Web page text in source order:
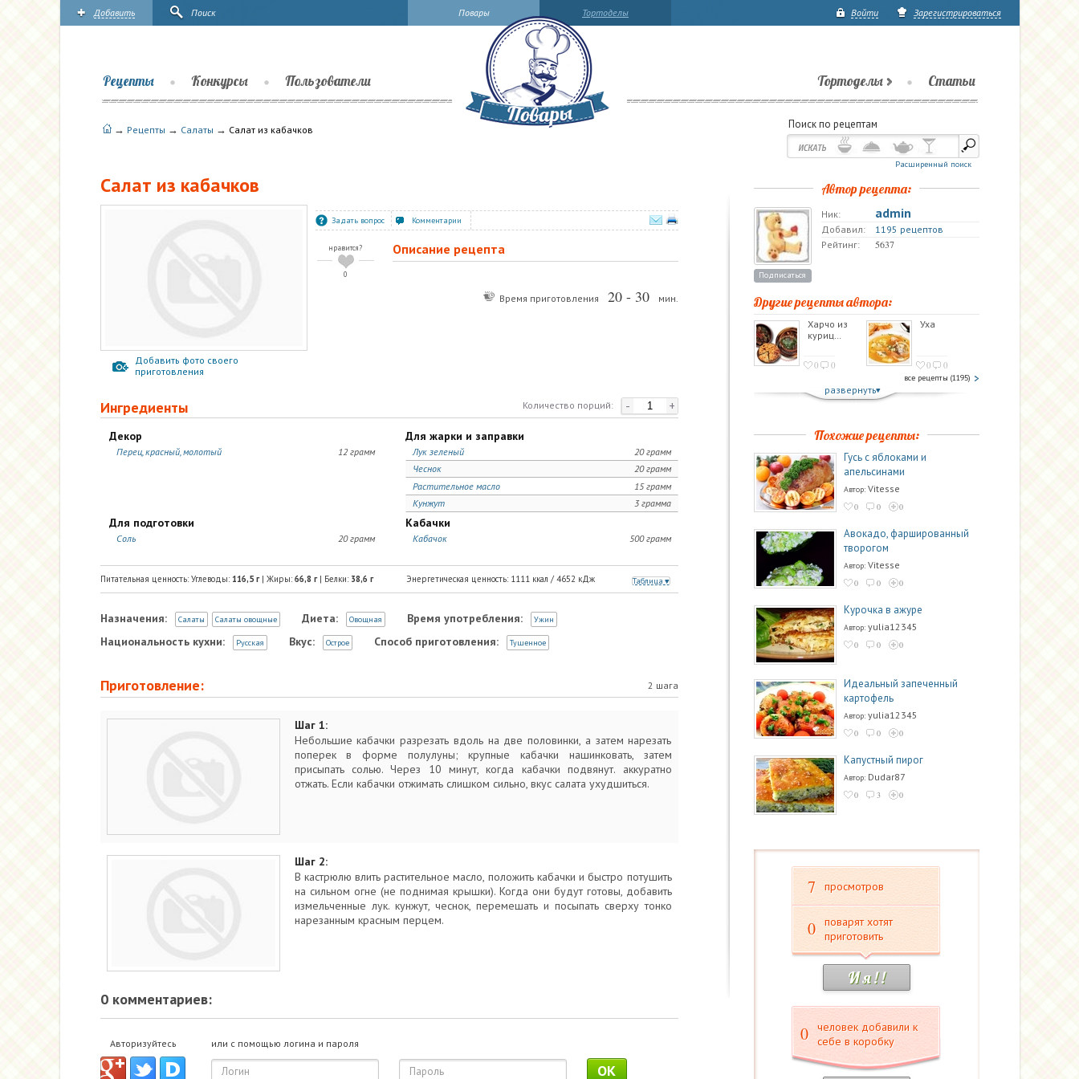
Тортоделы
Повары Войти Зарегистрироваться
Добавить Поиск
Тортоделы Статьи
Рецепты Конкурсы Пользователи
→ Рецепты → Салаты → Салат из кабачков Поиск по рецептам
Расширенный поиск
Салат из кабачков
Добавить фото своего
приготовления
Задать вопрос Комментарии
нравится?
0
Описание рецепта
Время приготовления 20 - 30 мин.
- +
Количество порций:
Ингредиенты
Декор
12 грамм
Перец, красный, молотый
Для жарки и заправки
20 грамм
Лук зеленый
20 грамм
Чеснок
15 грамм
Растительное масло
3 грамма
Кунжут
Для подготовки
20 грамм
Соль
Кабачки
500 грамм
Кабачок
Таблица
Энергетическая ценность: 1111ккал / 4652 кДж
Питательная ценность: Углеводы: 116,5г| Жиры: 66,8 г| Белки: 38,6 г
Назначения: Салаты Салаты овощные Диета: Овощная Время употребления: Ужин
Национальность кухни: Русская Вкус: Острое Способ приготовления: Тушенное
Приготовление: 2 шага
Шаг 1:
Небольшие кабачки разрезать вдоль на две половинки, а затем нарезать
поперек в форме полулуны; крупные кабачки нашинковать, затем
присыпать солью. Через 10 минут, когда кабачки подвянут. аккуратно
отжать. Если кабачки отжимать слишком сильно, вкус салата ухудшиться.
Шаг 2:
В кастрюлю влить растительное масло, положить кабачки и быстро потушить
на сильном огне (не поднимая крышки). Когда они будут готовы, добавить
измельченные лук. кунжут, чеснок, перемешать и посыпать сверху тонко
нарезанным красным перцем.
0 комментариев:
Авторизуйтесь или с помощью логина и пароля
OK
Автор рецепта:
Подписаться
Ник: admin
Добавил:
1195 рецептов
Рейтинг:
5637
Другие рецепты автора:
Харчо из
куриц…
0 0
Уха
0 0
все рецепты (1195)
развернуть
Похожие рецепты:
Гусь с яблоками и
апельсинами
Автор: Vitesse
0 0 0
Авокадо, фаршированный
творогом
Автор: Vitesse
0 0 0
Курочка в ажуре
Автор: yulia12345
0 0 0
Идеальный запеченный
картофель
Автор: yulia12345
0 0 0
Капустный пирог
Автор: Dudar87
0 3 0
7 просмотров
0
поварят хотят
приготовить
И я ! !
0
человек добавили к
себе в коробку